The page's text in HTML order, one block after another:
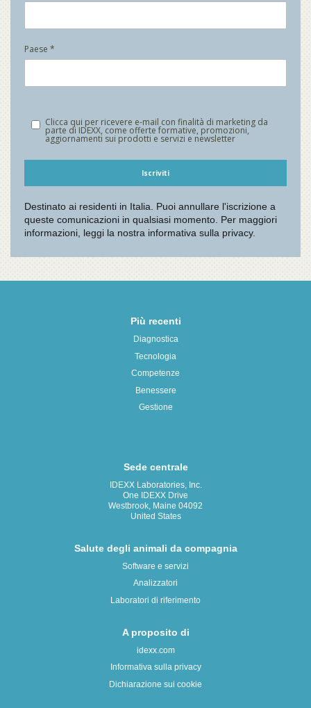
Più recenti
Diagnostica
Tecnologia
Competenze
Benessere
Gestione
Sede centrale
IDEXX Laboratories, Inc.
One IDEXX Drive
Westbrook, Maine 04092
United States
Salute degli animali da compagnia
Software e servizi
Analizzatori
Laboratori di riferimento
A proposito di
idexx.com
Informativa sulla privacy
Dichiarazione sui cookie